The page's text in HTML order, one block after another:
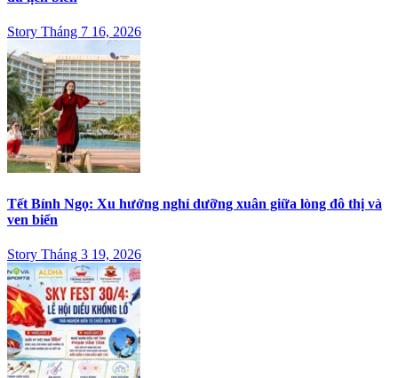
Story Tháng 7 16, 2026
Tết Bính Ngọ: Xu hướng nghỉ dưỡng xuân giữa lòng đô thị và
ven biển
Story Tháng 3 19, 2026